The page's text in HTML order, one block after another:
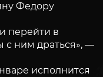
Федору
перейти в
с ним драться», —
исполнится